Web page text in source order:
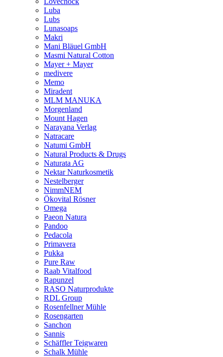
Luba
Lubs
Lunasoaps
Makri
Mani Bläuel GmbH
Masmi Natural Cotton
Mayer + Mayer
medivere
Memo
Miradent
MLM MANUKA
Morgenland
Mount Hagen
Narayana Verlag
Natracare
Natumi GmbH
Natural Products & Drugs
Naturata AG
Nektar Naturkosmetik
Nestelberger
NimmNEM
Ökovital Rösner
Omega
Paeon Natura
Pandoo
Pedacola
Primavera
Pukka
Pure Raw
Raab Vitalfood
Rapunzel
RASO Naturprodukte
RDL Group
Rosenfellner Mühle
Rosengarten
Sanchon
Sannis
Schäffler Teigwaren
Schalk Mühle